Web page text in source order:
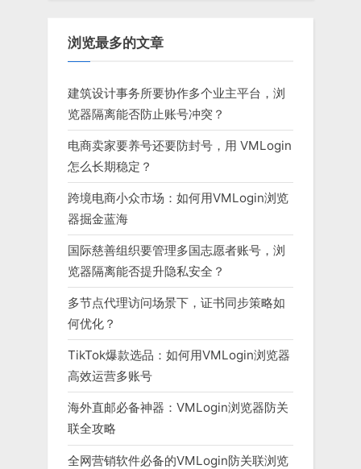
浏览最多的文章
建筑设计事务所要协作多个业主平台，浏
览器隔离能否防止账号冲突？
电商卖家要养号还要防封号，用 VMLogin
怎么长期稳定？
跨境电商小众市场：如何用VMLogin浏览
器掘金蓝海
国际慈善组织要管理多国志愿者账号，浏
览器隔离能否提升隐私安全？
多节点代理访问场景下，证书同步策略如
何优化？
TikTok爆款选品：如何用VMLogin浏览器
高效运营多账号
海外直邮必备神器：VMLogin浏览器防关
联全攻略
全网营销软件必备的VMLogin防关联浏览